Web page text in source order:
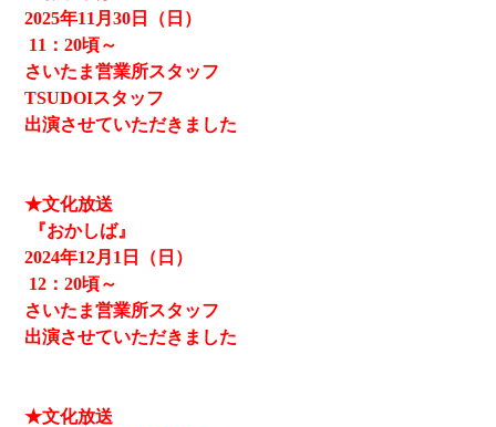
2025年11月30日（日）
11 ：20頃～
さいたま営業所スタッフ
TSUDOIスタッフ
出演させていただきました
★文化放送
『おかしば』
2024年12月1日（日）
12 ：20頃～
さいたま営業所スタッフ
出演させていただきました
★文化放送